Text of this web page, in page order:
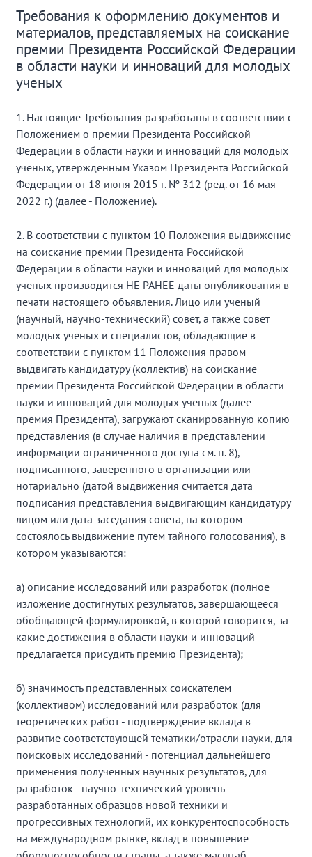
Требования к оформлению документов и
материалов, представляемых на соискание
премии Президента Российской Федерации
в области науки и инноваций для молодых
ученых
1. Настоящие Требования разработаны в соответствии с
Положением о премии Президента Российской
Федерации в области науки и инноваций для молодых
ученых, утвержденным Указом Президента Российской
Федерации от 18 июня 2015 г. № 312 (ред. от 16 мая
2022 г.) (далее - Положение).
2. В соответствии с пунктом 10 Положения выдвижение
на соискание премии Президента Российской
Федерации в области науки и инноваций для молодых
ученых производится НЕ РАНЕЕ даты опубликования в
печати настоящего объявления. Лицо или ученый
(научный, научно-технический) совет, а также совет
молодых ученых и специалистов, обладающие в
соответствии с пунктом 11 Положения правом
выдвигать кандидатуру (коллектив) на соискание
премии Президента Российской Федерации в области
науки и инноваций для молодых ученых (далее -
премия Президента), загружают сканированную копию
представления (в случае наличия в представлении
информации ограниченного доступа см. п. 8),
подписанного, заверенного в организации или
нотариально (датой выдвижения считается дата
подписания представления выдвигающим кандидатуру
лицом или дата заседания совета, на котором
состоялось выдвижение путем тайного голосования), в
котором указываются:
а) описание исследований или разработок (полное
изложение достигнутых результатов, завершающееся
обобщающей формулировкой, в которой говорится, за
какие достижения в области науки и инноваций
предлагается присудить премию Президента);
б) значимость представленных соискателем
(коллективом) исследований или разработок (для
теоретических работ - подтверждение вклада в
развитие соответствующей тематики/отрасли науки, для
поисковых исследований - потенциал дальнейшего
применения полученных научных результатов, для
разработок - научно-технический уровень
разработанных образцов новой техники и
прогрессивных технологий, их конкурентоспособность
на международном рынке, вклад в повышение